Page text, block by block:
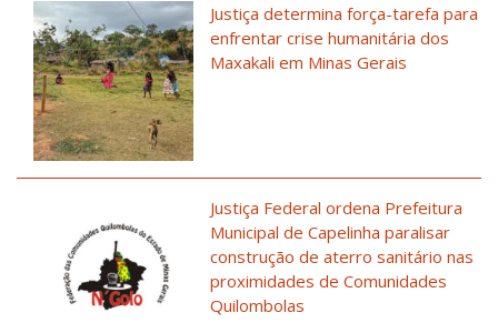
Justiça determina força-tarefa para
enfrentar crise humanitária dos
Maxakali em Minas Gerais
Justiça Federal ordena Prefeitura
Municipal de Capelinha paralisar
construção de aterro sanitário nas
proximidades de Comunidades
Quilombolas